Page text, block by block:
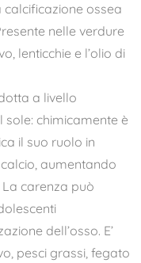
ossea
nelle verdure
lenticchie e l’olio di
a livello
sole: chimicamente è
il suo ruolo in
aumentando
La carenza può
dell’osso. E’
pesci grassi, fegato